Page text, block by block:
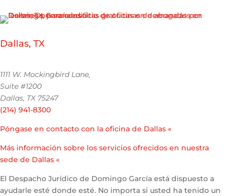
Dallas, TX
1111 W. Mockingbird Lane,
Suite #1200
Dallas, TX 75247
(214) 941-8300
Póngase en contacto con la oficina de Dallas «
Más información sobre los servicios ofrecidos en nuestra
sede de Dallas «
El Despacho Jurídico de Domingo García está dispuesto a
ayudarle esté donde esté. No importa si usted ha tenido un